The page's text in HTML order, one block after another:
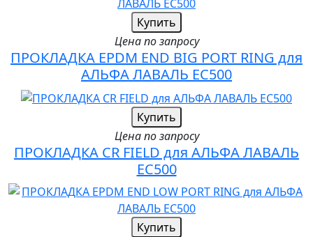
Купить
Цена по запросу
ПРОКЛАДКА EPDM END BIG PORT RING для
АЛЬФА ЛАВАЛЬ EC500
Купить
Цена по запросу
ПРОКЛАДКА CR FIELD для АЛЬФА ЛАВАЛЬ
EC500
Купить